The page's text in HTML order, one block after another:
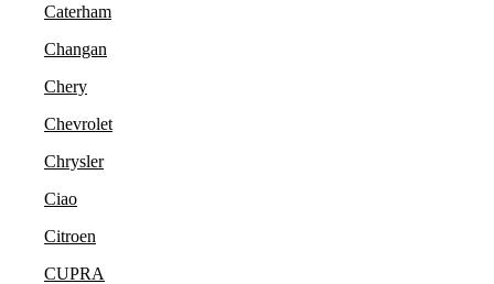
Caterham
Changan
Chery
Chevrolet
Chrysler
Ciao
Citroen
CUPRA